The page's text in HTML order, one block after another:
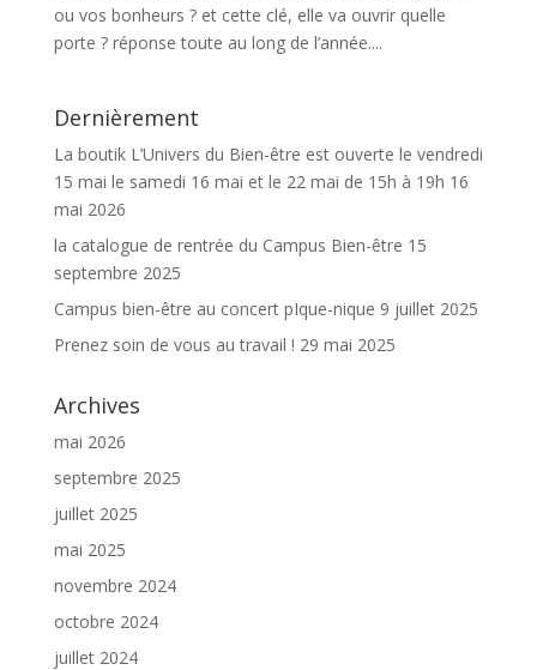
ou vos bonheurs ? et cette clé, elle va ouvrir quelle
porte ? réponse toute au long de l’année....
Dernièrement
La boutik L’Univers du Bien-être est ouverte le vendredi
15 mai le samedi 16 mai et le 22 mai de 15h à 19h 16
mai 2026
la catalogue de rentrée du Campus Bien-être 15
septembre 2025
Campus bien-être au concert pIque-nique 9 juillet 2025
Prenez soin de vous au travail ! 29 mai 2025
Archives
mai 2026
septembre 2025
juillet 2025
mai 2025
novembre 2024
octobre 2024
juillet 2024